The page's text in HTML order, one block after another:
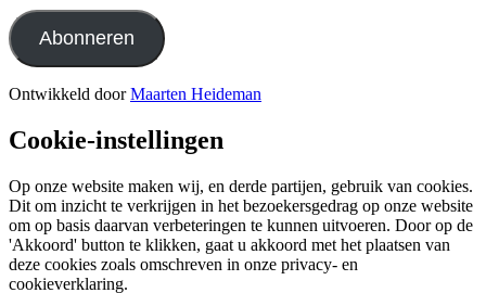
Abonneren
Ontwikkeld doorMaarten Heideman
Cookie-instellingen
Op onze website maken wij, en derde partijen, gebruik van cookies.
Dit om inzicht te verkrijgen in het bezoekersgedrag op onze website
om op basis daarvan verbeteringen te kunnen uitvoeren. Door op de
'Akkoord' button te klikken, gaat u akkoord met het plaatsen van
deze cookies zoals omschreven in onze privacy- en
cookieverklaring.